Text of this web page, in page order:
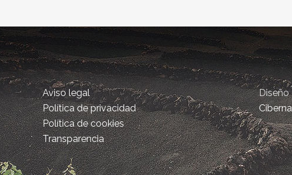
Aviso legal
Política de privacidad
Política de cookies
Transparencia